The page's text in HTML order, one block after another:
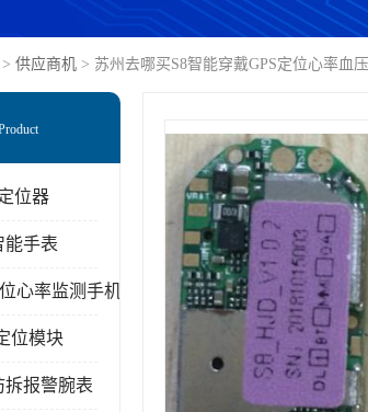
> 供应商机 > 苏州去哪买S8智能穿戴GPS定位心率血
位器
能手表
心率监测手机
位模块
拆报警腕表